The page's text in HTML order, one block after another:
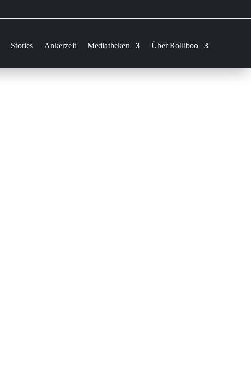
Stories Ankerzeit Mediatheken Über Rolliboo